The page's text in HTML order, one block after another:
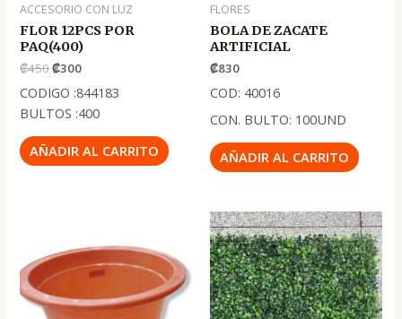
ACCESORIO CON LUZ
FLOR 12PCS POR
PAQ(400)
₡450₡300
CODIGO :844183
BULTOS :400
AÑADIR AL CARRITO
FLORES
BOLA DE ZACATE
ARTIFICIAL
₡830
COD: 40016
CON. BULTO: 100UND
AÑADIR AL CARRITO
El
precio
original
era:
.
₡1,450
El
precio
actual
es:
.
₡1,000